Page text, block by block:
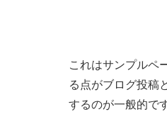
これはサンプルペ
る点がブログ投稿
するのが一般的で